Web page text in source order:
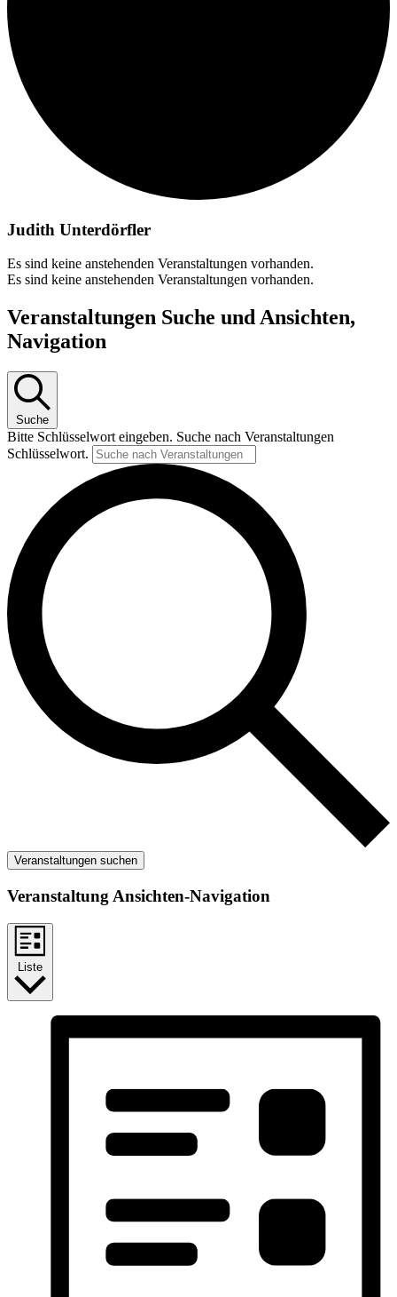
Judith Unterdörfler
Es sind keine anstehenden Veranstaltungen vorhanden.
Es sind keine anstehenden Veranstaltungen vorhanden.
Veranstaltungen Suche und Ansichten,
Navigation
Suche
Bitte Schlüsselwort eingeben. Suche nach Veranstaltungen
Schlüsselwort.
Veranstaltungen suchen
Veranstaltung Ansichten-Navigation
Liste